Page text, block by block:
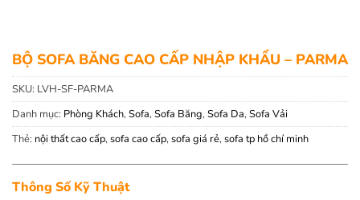
BỘ SOFA BĂNG CAO CẤP NHẬP KHẨU – PARMA
SKU: LVH-SF-PARMA
Danh mục: Phòng Khách, Sofa, Sofa Băng, Sofa Da, Sofa Vải
Thẻ: nội thất cao cấp, sofa cao cấp, sofa giá rẻ, sofa tp hồ chí minh
Thông Số Kỹ Thuật